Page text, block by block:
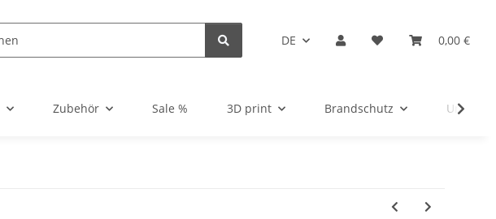
DE 0,00 €
Zubehör Sale % 3D print Brandschutz